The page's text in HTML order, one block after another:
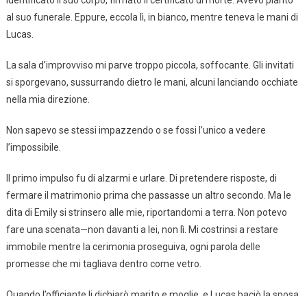
al suo funerale. Eppure, eccola lì, in bianco, mentre teneva le mani di
Lucas.
La sala d’improvviso mi parve troppo piccola, soffocante. Gli invitati
si sporgevano, sussurrando dietro le mani, alcuni lanciando occhiate
nella mia direzione.
Non sapevo se stessi impazzendo o se fossi l’unico a vedere
l’impossibile.
Il primo impulso fu di alzarmi e urlare. Di pretendere risposte, di
fermare il matrimonio prima che passasse un altro secondo. Ma le
dita di Emily si strinsero alle mie, riportandomi a terra. Non potevo
fare una scenata—non davanti a lei, non lì. Mi costrinsi a restare
immobile mentre la cerimonia proseguiva, ogni parola delle
promesse che mi tagliava dentro come vetro.